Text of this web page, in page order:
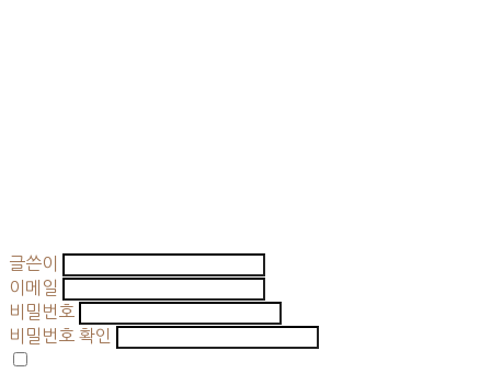
글쓴이
이메일
비밀번호
비밀번호 확인